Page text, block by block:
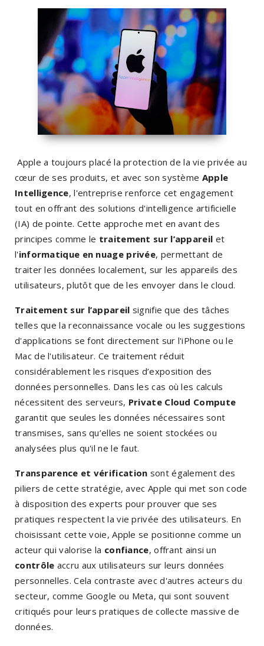
Apple a toujours placé la protection de la vie privée au
cœur de ses produits, et avec son système Apple
Intelligence, l'entreprise renforce cet engagement
tout en offrant des solutions d'intelligence artificielle
(IA) de pointe. Cette approche met en avant des
principes comme le traitement sur l’appareil et
l'informatique en nuage privée, permettant de
traiter les données localement, sur les appareils des
utilisateurs, plutôt que de les envoyer dans le cloud.
Traitement sur l’appareil signifie que des tâches
telles que la reconnaissance vocale ou les suggestions
d'applications se font directement sur l'iPhone ou le
Mac de l'utilisateur. Ce traitement réduit
considérablement les risques d’exposition des
données personnelles. Dans les cas où les calculs
nécessitent des serveurs, Private Cloud Compute
garantit que seules les données nécessaires sont
transmises, sans qu’elles ne soient stockées ou
analysées plus qu'il ne le faut.
Transparence et vérification sont également des
piliers de cette stratégie, avec Apple qui met son code
à disposition des experts pour prouver que ses
pratiques respectent la vie privée des utilisateurs. En
choisissant cette voie, Apple se positionne comme un
acteur qui valorise la confiance, offrant ainsi un
contrôle accru aux utilisateurs sur leurs données
personnelles. Cela contraste avec d'autres acteurs du
secteur, comme Google ou Meta, qui sont souvent
critiqués pour leurs pratiques de collecte massive de
données.